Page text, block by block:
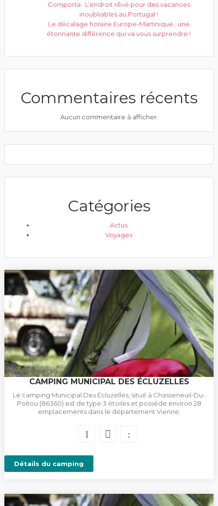
Comporta : L’endroit rêvé pour des vacances
inoubliables au Portugal !
Le décalage horaire Europe-Martinique : une
étonnante différence qui va vous surprendre !
Commentaires récents
Aucun commentaire à afficher.
Catégories
Actus
Voyages
CAMPING MUNICIPAL DES ÉCLUZELLES
Le camping Municipal Des Écluzelles, situé à Chasseneuil-Du-
Poitou (86360) est de type 3 étoiles et possède environ 28
emplacements dans le département Vienne.
Détails du camping